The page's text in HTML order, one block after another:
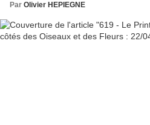
Par Olivier HEPIEGNE